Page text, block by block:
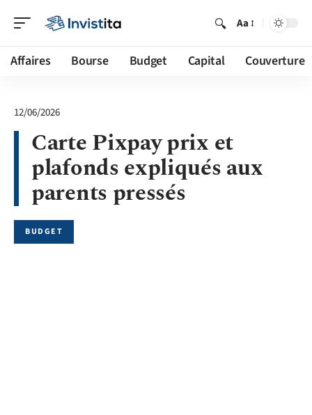
Aa
Affaires Bourse Budget Capital Couverture
12/06/2026
Carte Pixpay prix et
plafonds expliqués aux
parents pressés
BUDGET